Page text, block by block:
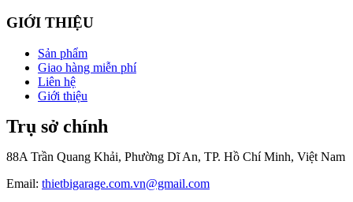
GIỚI THIỆU
Sản phẩm
Giao hàng miễn phí
Liên hệ
Giới thiệu
Trụ sở chính
88A Trần Quang Khải, Phường Dĩ An, TP. Hồ Chí Minh, Việt Nam
Email: thietbigarage.com.vn@gmail.com